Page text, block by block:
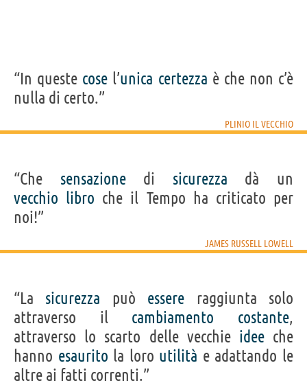
“In queste cose l’unica certezza è che non c’è
nulla di certo.”
PLINIO IL VECCHIO
“Che sensazionedi sicurezza dà un
vecchio libro che il Tempo ha criticato per
noi!”
JAMES RUSSELL LOWELL
“La sicurezza può essere raggiunta solo
attraverso il cambiamento costante,
attraverso lo scarto delle vecchie ideeche
hanno esaurito la loro utilità e adattando le
altre ai fatti correnti.”